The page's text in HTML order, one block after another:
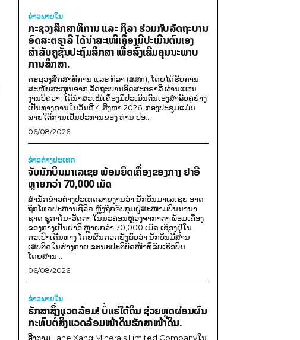
ຂ່າວພາຍ​ໃນ
ກະຊວງສຶກສາທິການ ແລະ ກິລາ ຮ່ວມກັບລັດຖະບານ
ອົດສະຕຣາລີ ໄດ້ນຳສະເໜີເຄື່ອງມືປະເມີນຕົນເອງ
ສຳລັບຄູຊັ້ນປະຖົມສຶກສາ ເພື່ອສົ່ງເສີມຄຸນນະພາບ
ການສຶກສາ.
ກະຊວງສຶກສາທິການ ແລະ ກິລາ (ສສກ), ໂດຍໄດ້ຮັບການ
ສະໜັບສະໜູນຈາກ ລັດຖະບານອົດສະຕຣາລີ ຜ່ານແຜນ
ງານບີຄວາ, ໄດ້ນຳສະເໜີເຄື່ອງມືປະເມີນຕົນເອງສຳລັບຄູຢ່າງ
ເປັນທາງການໃນວັນທີ 4 ສິງຫາ 2026. ກອງປະຊຸມແມ່ນ
ພາຍໃຕ້ການເປັນປະທານຂອງ ທ່ານ ປອ...
06/08/2026
ຂ່າວຕ່າງປະເທດ
ຈັບນັກບິນມາເລເຊຍ ພ້ອມຍຶດເຄື່ອງຂອງກາງ ຢາອີ
ຫຼາຍກວ່າ 70,000 ເມັດ
ສຳນັກຂ່າວຕ່າງປະເທດລາຍງານວ່າ ນັກບິນມາເລເຊຍ ອາດ
ຖືກໂທດປະຫານຊີວິດ ຫຼັງຖືກຈັບກຸມຢູ່ສະໜາມບິນນານາ
ຊາດ ຊູກາໂນ-ຮັດຕາ ໃນນະຄອນຫຼວງຈາກາຕາ ພ້ອມເຄື່ອງ
ຂອງກາງເປັນຢາອີ ຫຼາຍກວ່າ 70,000 ເມັດ ເຊື່ອງຢູ່ໃນ
ກະເປົາເດີນທາງ ໂດຍຜົນກວດຍັງພົບວ່າ ນັກບິນມີສານ
ເສບຕິດໃນຮ່າງກາຍ ຂະນະປະຕິບັດໜ້າທີ່ຂັບເຮືອບິນ
ໂດຍສານ...
06/08/2026
ຂ່າວພາຍ​ໃນ
ຮັກສາສິ່ງແວດລ້ອມ! ບໍ່ແຮ່ໃຕ້ດິນ ຊ່ວຍຫຼຸດຜ່ອນຜົນ
ກະທົບຕໍ່ສິ່ງແວດລ້ອມໜ້າດິນຮັກສາໜ້າດິນ.
ອີງຕາມ Lane Xang Minerals Limited Companyໃນ